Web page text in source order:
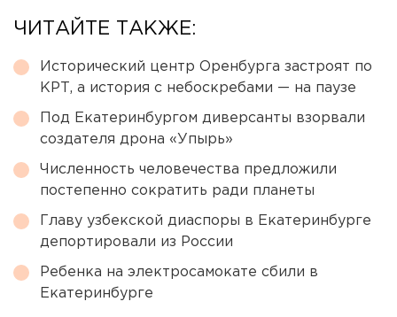
ЧИТАЙТЕ ТАКЖЕ:
Исторический центр Оренбурга застроят по
КРТ, а история с небоскребами — на паузе
Под Екатеринбургом диверсанты взорвали
создателя дрона «Упырь»
Численность человечества предложили
постепенно сократить ради планеты
Главу узбекской диаспоры в Екатеринбурге
депортировали из России
Ребенка на электросамокате сбили в
Екатеринбурге